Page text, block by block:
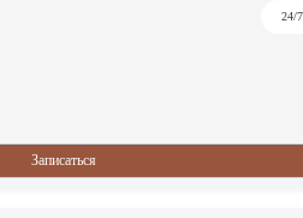
24/7
Записаться